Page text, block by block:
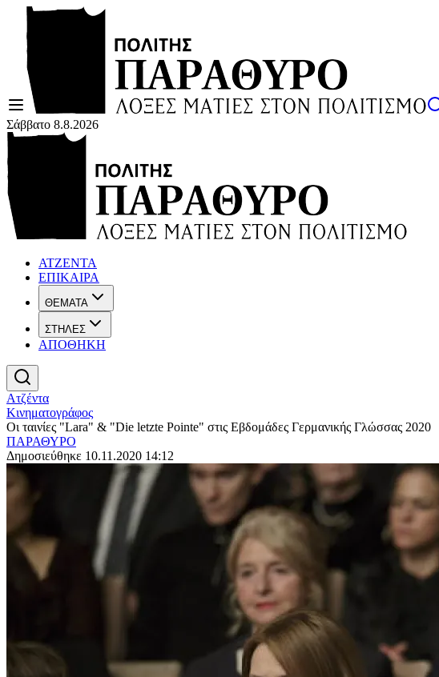
Σάββατο 8.8.2026
ΑΤΖΕΝΤΑ
ΕΠΙΚΑΙΡΑ
ΘΕΜΑΤΑ
ΣΤΗΛΕΣ
ΑΠΟΘΗΚΗ
Ατζέντα
Κινηματογράφος
Οι ταινίες "Lara" & "Die letzte Pointe" στις Εβδομάδες Γερμανικής Γλώσσας 2020
ΠΑΡΑΘΥΡΟ
Δημοσιεύθηκε 10.11.2020 14:12